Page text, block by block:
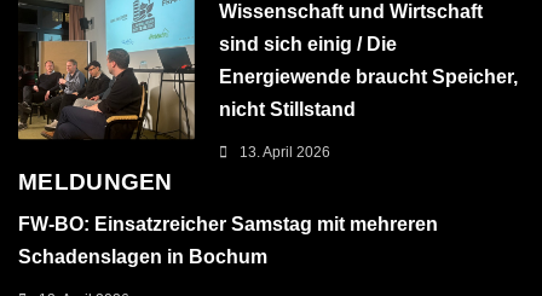
Wissenschaft und Wirtschaft
sind sich einig / Die
Energiewende braucht Speicher,
nicht Stillstand
13. April 2026
MELDUNGEN
FW-BO: Einsatzreicher Samstag mit mehreren
Schadenslagen in Bochum